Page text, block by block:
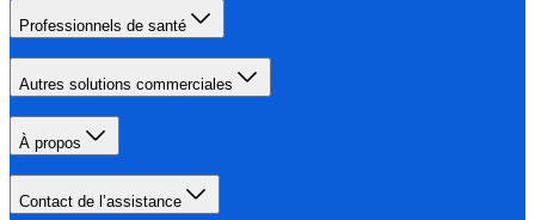
Professionnels de santé
Autres solutions commerciales
À propos
Contact de l’assistance